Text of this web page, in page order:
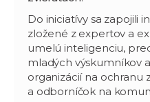
Do iniciatívy sa zapojili
zložené z expertov a
umelú inteligenciu,
mladých výskumníkov
organizácií na ochranu
a odborníčok na